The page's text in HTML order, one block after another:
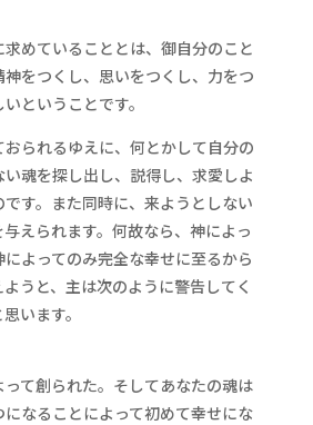
めていることとは、御自分のこと
をつくし、思いをつくし、力をつ
ということです。
られるゆえに、何とかして自分の
魂を探し出し、説得し、求愛しよ
す。また同時に、来ようとしない
えられます。何故なら、神によっ
よってのみ完全な幸せに至るから
うと、主は次のように警告してく
います。
て創られた。そしてあなたの魂は
なることによって初めて幸せにな